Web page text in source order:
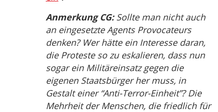
Anmerkung CG:Sollte man nicht auch
an eingesetzte Agents Provocateurs
denken? Wer hätte ein Interesse daran,
die Proteste so zu eskalieren, dass nun
sogar ein Militäreinsatz gegen die
eigenen Staatsbürger her muss, in
Gestalt einer “Anti-Terror-Einheit”? Die
Mehrheit der Menschen, die friedlich für